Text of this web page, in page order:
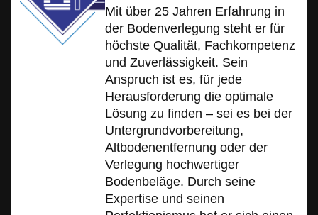
Mit über 25 Jahren Erfahrung in
der Bodenverlegung steht er für
höchste Qualität, Fachkompetenz
und Zuverlässigkeit. Sein
Anspruch ist es, für jede
Herausforderung die optimale
Lösung zu finden – sei es bei der
Untergrundvorbereitung,
Altbodenentfernung oder der
Verlegung hochwertiger
Bodenbeläge. Durch seine
Expertise und seinen